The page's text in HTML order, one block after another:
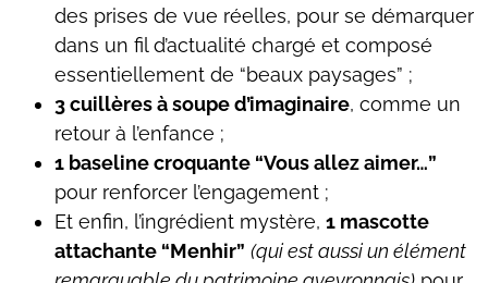
des prises de vue réelles, pour se démarquer
dans un fil d’actualité chargé et composé
essentiellement de “beaux paysages” ;
3 cuillères à soupe d’imaginaire, comme un
retour à l’enfance ;
1 baseline croquante “Vous allez aimer…”
pour renforcer l’engagement ;
Et enfin, l’ingrédient mystère, 1 mascotte
attachante “Menhir” (qui est aussi un élément